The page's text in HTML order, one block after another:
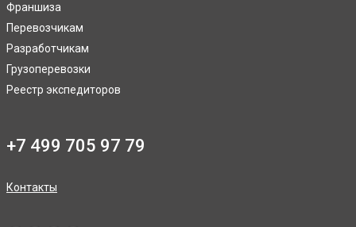
Франшиза
Перевозчикам
Разработчикам
Грузоперевозки
Реестр экспедиторов
+7 499 705 97 79
Контакты